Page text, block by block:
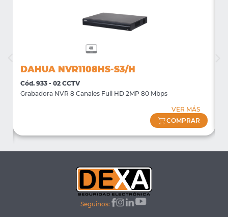
DAHUA NVR1108HS-S3/H
Cód. 933 - 02 CCTV
Grabadora NVR 8 Canales Full HD 2MP 80 Mbps
VER MÁS
COMPRAR
Seguinos: